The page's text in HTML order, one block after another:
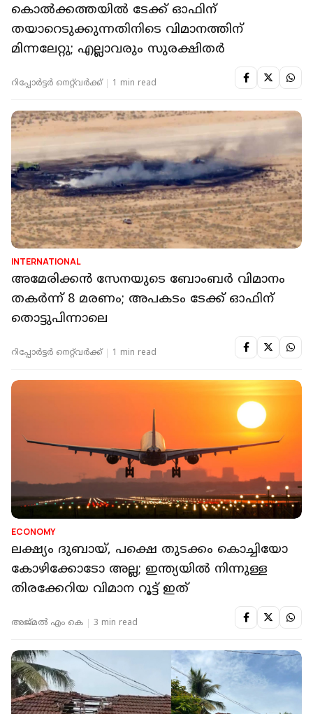
കൊല്‍ക്കത്തയില്‍ ടേക്ക് ഓഫിന്
തയാറെടുക്കുന്നതിനിടെ വിമാനത്തിന്
മിന്നലേറ്റു; എല്ലാവരും സുരക്ഷിതർ
റിപ്പോർട്ടർ നെറ്റ്‌വര്‍ക്ക്‌ 1 min read
INTERNATIONAL
അമേരിക്കന്‍ സേനയുടെ ബോംബര്‍ വിമാനം
തകര്‍ന്ന് 8 മരണം; അപകടം ടേക്ക് ഓഫിന്
തൊട്ടുപിന്നാലെ
റിപ്പോർട്ടർ നെറ്റ്‌വര്‍ക്ക്‌ 1 min read
ECONOMY
ലക്ഷ്യം ദുബായ്, പക്ഷെ തുടക്കം കൊച്ചിയോ
കോഴിക്കോടോ അല്ല; ഇന്ത്യയില്‍ നിന്നുള്ള
തിരക്കേറിയ വിമാന റൂട്ട് ഇത്
അജ്മല്‍ എം കെ 3 min read